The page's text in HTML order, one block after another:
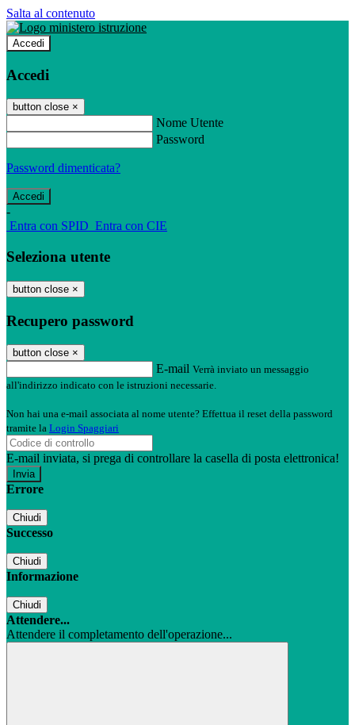
Salta al contenuto
Accedi
Accedi
button close ×
Nome Utente
Password
Password dimenticata?
-
Entra con SPID Entra con CIE
Seleziona utente
button close ×
Recupero password
button close ×
E-mail Verrà inviato un messaggio
all'indirizzo indicato con le istruzioni necessarie.
Non hai una e-mail associata al nome utente? Effettua il reset della password
tramite la Login Spaggiari
E-mail inviata, si prega di controllare la casella di posta elettronica!
Errore
Chiudi
Successo
Chiudi
Informazione
Chiudi
Attendere...
Attendere il completamento dell'operazione...